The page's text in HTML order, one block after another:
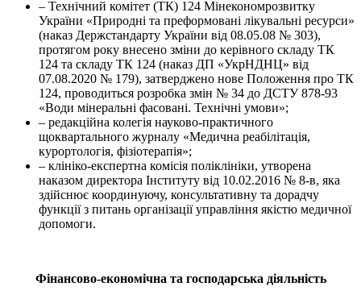
– Технічний комітет (ТК) 124 Мінекономрозвитку
України «Природні та преформовані лікувальні ресурси»
(наказ Держстандарту України від 08.05.08 № 303),
протягом року внесено зміни до керівного складу ТК
124 та складу ТК 124 (наказ ДП «УкрНДНЦ» від
07.08.2020 № 179), затверджено нове Положення про ТК
124, проводиться розробка змін № 34 до ДСТУ 878-93
«Води мінеральні фасовані. Технічні умови»;
– редакційна колегія науково-практичного
щоквартального журналу «Медична реабілітація,
курортологія, фізіотерапія»;
– клініко-експертна комісія поліклініки, утворена
наказом директора Інституту від 10.02.2016 № 8-в, яка
здійснює координуючу, консультативну та дорадчу
функції з питань організації управління якістю медичної
допомоги.
Фінансово-економічна та господарська діяльність